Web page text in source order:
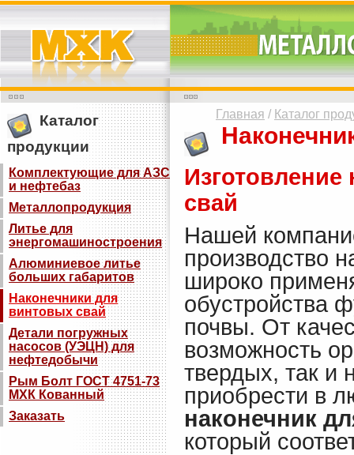
Каталог
продукции
Комплектующие для АЗС
и нефтебаз
Металлопродукция
Литье для
энергомашиностроения
Алюминиевое литье
больших габаритов
Наконечники для
винтовых свай
Детали погружных
насосов (УЭЦН) для
нефтедобычи
Рым Болт ГОСТ 4751-73
МХК Кованный
Заказать
Главная / Каталог
свай
Нашей
производство
широко
обустройства
почвы. От
возможность
твердых, так и
приобрести в
наконечник
который